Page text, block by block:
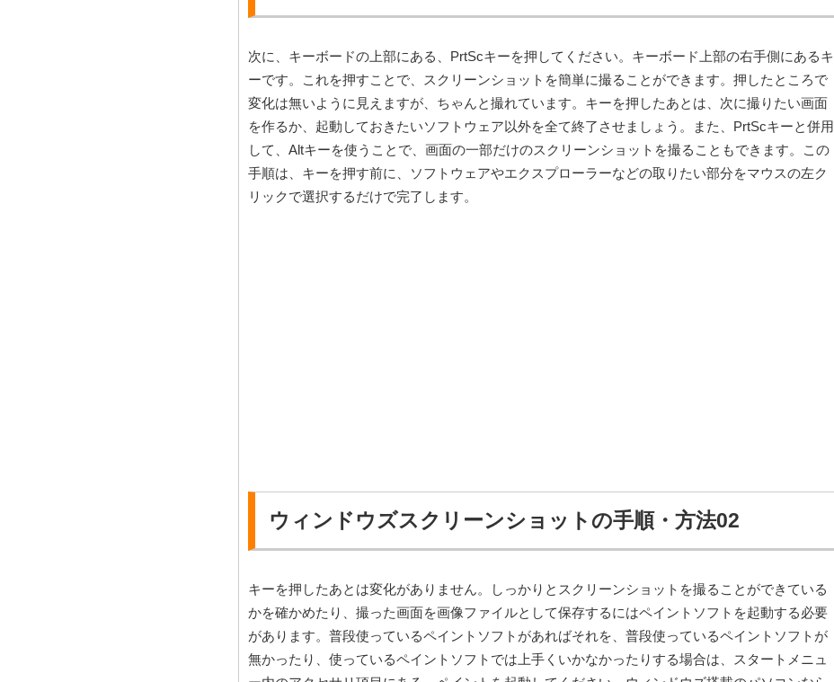
次に、キーボードの上部にある、PrtScキーを押してください。キーボード上部の右手側にあるキ
ーです。これを押すことで、スクリーンショットを簡単に撮ることができます。押したところで
変化は無いように見えますが、ちゃんと撮れています。キーを押したあとは、次に撮りたい画面
を作るか、起動しておきたいソフトウェア以外を全て終了させましょう。また、PrtScキーと併用
して、Altキーを使うことで、画面の一部だけのスクリーンショットを撮ることもできます。この
手順は、キーを押す前に、ソフトウェアやエクスプローラーなどの取りたい部分をマウスの左ク
リックで選択するだけで完了します。
ウィンドウズスクリーンショットの手順・方法02
キーを押したあとは変化がありません。しっかりとスクリーンショットを撮ることができている
かを確かめたり、撮った画面を画像ファイルとして保存するにはペイントソフトを起動する必要
があります。普段使っているペイントソフトがあればそれを、普段使っているペイントソフトが
無かったり、使っているペイントソフトでは上手くいかなかったりする場合は、スタートメニュ